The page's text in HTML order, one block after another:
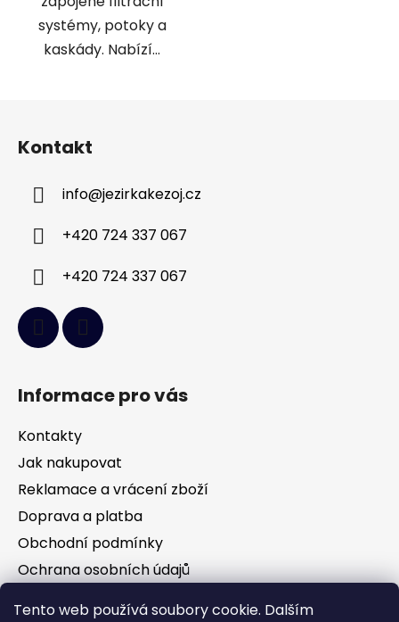
Tento web používá soubory cookie. Dalším
systémy, potoky a
kaskády. Nabízí...
Kontakt
info@jezirkakezoj.cz
+420 724 337 067
+420 724 337 067
Informace pro vás
Kontakty
Jak nakupovat
Reklamace a vrácení zboží
Doprava a platba
Obchodní podmínky
Ochrana osobních údajů